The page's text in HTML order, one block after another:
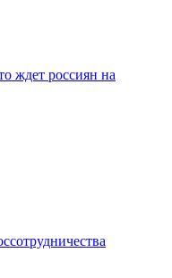
ждет россиян на